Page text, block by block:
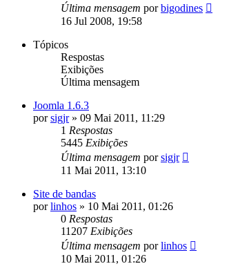
Última mensagem porbigodines
16 Jul 2008, 19:58
Tópicos
Respostas
Exibições
Última mensagem
Joomla 1.6.3
porsigjr» 09 Mai 2011, 11:29
1 Respostas
5445 Exibições
Última mensagem porsigjr
11 Mai 2011, 13:10
Site de bandas
porlinhos » 10 Mai 2011, 01:26
0 Respostas
11207 Exibições
Última mensagem porlinhos
10 Mai 2011, 01:26